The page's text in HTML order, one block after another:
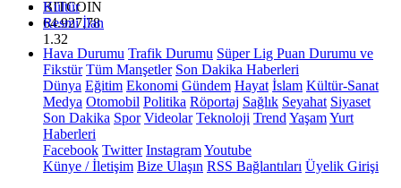
BITCOIN
64.927,78
1.32
Kültür
Resmi İlan
Hava Durumu Trafik Durumu Süper Lig Puan Durumu ve
Fikstür Tüm Manşetler Son Dakika Haberleri
Dünya Eğitim Ekonomi Gündem Hayat İslam Kültür-Sanat
Medya Otomobil Politika Röportaj Sağlık Seyahat Siyaset
Son Dakika Spor Videolar Teknoloji Trend YaşamYurt
Haberleri
Facebook Twitter InstagramYoutube
Künye / İletişim Bize Ulaşın RSS Bağlantıları Üyelik Girişi